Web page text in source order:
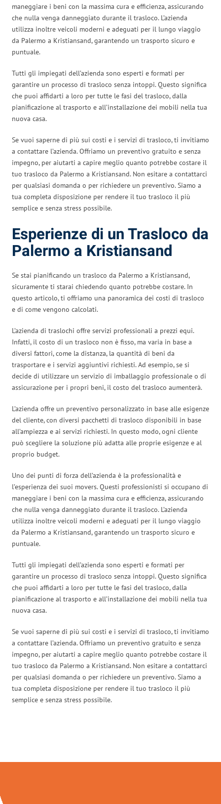
maneggiare i beni con la massima cura e efficienza, assicurando
che nulla venga danneggiato durante il trasloco. L’azienda
utilizza inoltre veicoli moderni e adeguati per il lungo viaggio
da Palermo a Kristiansand, garantendo un trasporto sicuro e
puntuale.
Tutti gli impiegati dell’azienda sono esperti e formati per
garantire un processo di trasloco senza intoppi. Questo significa
che puoi affidarti a loro per tutte le fasi del trasloco, dalla
pianificazione al trasporto e all’installazione dei mobili nella tua
nuova casa.
Se vuoi saperne di più sui costi e i servizi di trasloco, ti invitiamo
a contattare l’azienda. Offriamo un preventivo gratuito e senza
impegno, per aiutarti a capire meglio quanto potrebbe costare il
tuo trasloco da Palermo a Kristiansand. Non esitare a contattarci
per qualsiasi domanda o per richiedere un preventivo. Siamo a
tua completa disposizione per rendere il tuo trasloco il più
semplice e senza stress possibile.
Esperienze di un Trasloco da
Palermo a Kristiansand
Se stai pianificando un trasloco da Palermo a Kristiansand,
sicuramente ti starai chiedendo quanto potrebbe costare. In
questo articolo, ti offriamo una panoramica dei costi di trasloco
e di come vengono calcolati.
L’azienda di traslochi offre servizi professionali a prezzi equi.
Infatti, il costo di un trasloco non è fisso, ma varia in base a
diversi fattori, come la distanza, la quantità di beni da
trasportare e i servizi aggiuntivi richiesti. Ad esempio, se si
decide di utilizzare un servizio di imballaggio professionale o di
assicurazione per i propri beni, il costo del trasloco aumenterà.
L’azienda offre un preventivo personalizzato in base alle esigenze
del cliente, con diversi pacchetti di trasloco disponibili in base
all’ampiezza e ai servizi richiesti. In questo modo, ogni cliente
può scegliere la soluzione più adatta alle proprie esigenze e al
proprio budget.
Uno dei punti di forza dell’azienda è la professionalità e
l’esperienza dei suoi movers. Questi professionisti si occupano di
maneggiare i beni con la massima cura e efficienza, assicurando
che nulla venga danneggiato durante il trasloco. L’azienda
utilizza inoltre veicoli moderni e adeguati per il lungo viaggio
da Palermo a Kristiansand, garantendo un trasporto sicuro e
puntuale.
Tutti gli impiegati dell’azienda sono esperti e formati per
garantire un processo di trasloco senza intoppi. Questo significa
che puoi affidarti a loro per tutte le fasi del trasloco, dalla
pianificazione al trasporto e all’installazione dei mobili nella tua
nuova casa.
Se vuoi saperne di più sui costi e i servizi di trasloco, ti invitiamo
a contattare l’azienda. Offriamo un preventivo gratuito e senza
impegno, per aiutarti a capire meglio quanto potrebbe costare il
tuo trasloco da Palermo a Kristiansand. Non esitare a contattarci
per qualsiasi domanda o per richiedere un preventivo. Siamo a
tua completa disposizione per rendere il tuo trasloco il più
semplice e senza stress possibile.